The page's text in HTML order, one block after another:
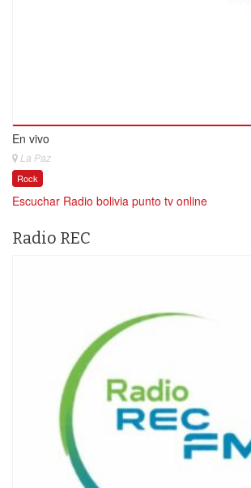
En vivo
La Paz
Rock
Escuchar Radio bolivia punto tv online
Radio REC